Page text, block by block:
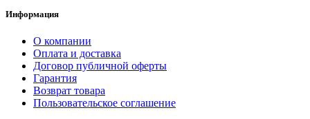
Информация
О компании
Оплата и доставка
Договор публичной оферты
Гарантия
Возврат товара
Пользовательское соглашение